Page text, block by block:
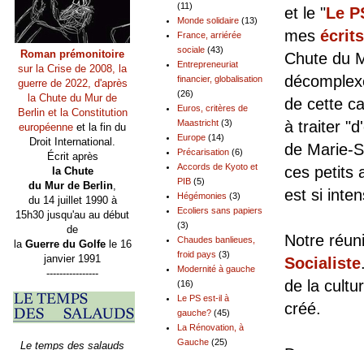
et le "Le
mes
Chute du
de cette
à traiter
de Marie-
ces petits
est si
Notre
Socialiste
de la
créé.
(11)
Monde solidaire (13)
France, arriérée
sociale (43)
Entrepreneuriat
financier, globalisation
(26)
Euros, critères de
Maastricht (3)
Europe (14)
Précarisation (6)
Accords de Kyoto et
PIB (5)
Hégémonies (3)
Ecoliers sans papiers
(3)
Chaudes banlieues,
froid pays (3)
Modernité à gauche
(16)
Le PS est-il à
gauche? (45)
La Rénovation, à
Gauche (25)
Roman prémonitoire
sur la Crise de 2008, la
guerre de 2022, d'après
la Chute du Mur de
Berlin et la Constitution
européenne et la fin du
Droit International.
Écrit après
la Chute
du Mur de Berlin,
du 14 juillet 1990 à
15h30 jusqu'au au début
de
la Guerre du Golfele 16
janvier 1991
----------------
Le temps des salauds